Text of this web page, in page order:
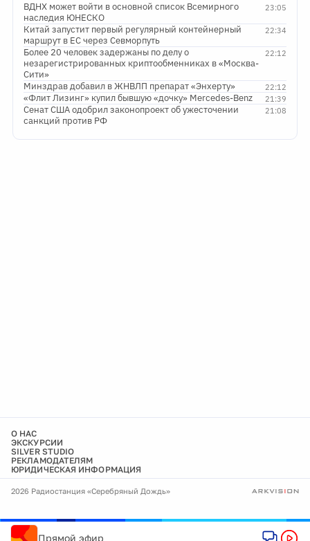
23:05
ВДНХ может войти в основной список Всемирного
наследия ЮНЕСКО
22:34
Китай запустит первый регулярный контейнерный
маршрут в ЕС через Севморпуть
22:12
Более 20 человек задержаны по делу о
незарегистрированных криптообменниках в «Москва-
Сити»
22:12
Минздрав добавил в ЖНВЛП препарат «Энхерту»
21:39
«Флит Лизинг» купил бывшую «дочку» Mercedes-Benz
21:08
Сенат США одобрил законопроект об ужесточении
санкций против РФ
О НАС
ЭКСКУРСИИ
SILVER STUDIO
РЕКЛАМОДАТЕЛЯМ
ЮРИДИЧЕСКАЯ ИНФОРМАЦИЯ
2026 Радиостанция «Серебряный Дождь»
Прямой эфир